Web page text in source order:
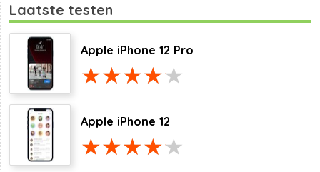
Laatste testen
Apple iPhone 12 Pro
Apple iPhone 12